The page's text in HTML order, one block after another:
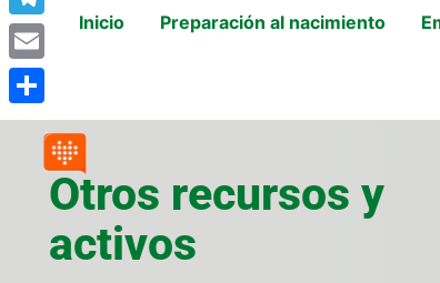
Inicio Preparación al nacimiento
Otros recursos y
activos
Telegram
Email
Compartir